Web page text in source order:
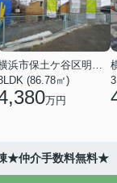
(86.78㎡)
万円
★仲介手数料無料★